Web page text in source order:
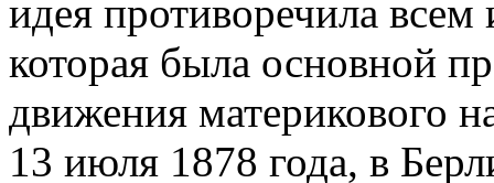
идея противоречила
которая была основной
движения материкового
13 июля 1878 года, в